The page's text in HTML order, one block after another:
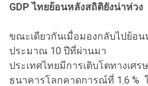
GDP ไทยย้อนหลังสถิติยังน่าห่วง
ขณะเดียวกันเมื่อมองกลับไปย้อน
ประมาณ 10 ปีที่ผ่านมา
ประเทศไทยมีการเติบโตทางเศร
ธนาคารโลกคาดการณ์ที่ 1.6 %